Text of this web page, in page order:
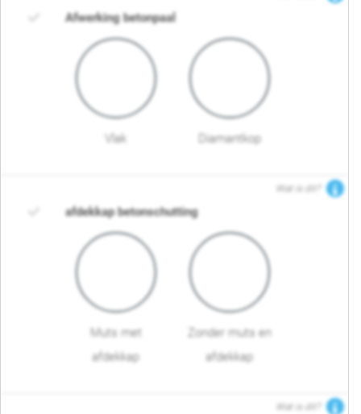
Afwerking betonpaal
Vlak Diamantkop
Wat is dit?
afdekkap betonschutting
Muts met
afdekkap
Zonder muts en
afdekkap
Wat is dit?